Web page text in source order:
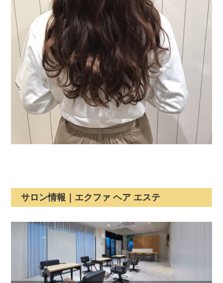
サロン情報｜エクファ ヘア エステ